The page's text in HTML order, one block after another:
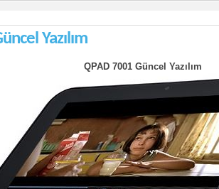
Yazılım
QPAD 7001 Güncel Yazılım